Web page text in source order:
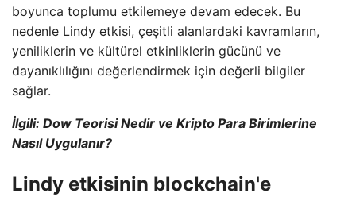
boyunca toplumu etkilemeye devam edecek. Bu
nedenle Lindy etkisi, çeşitli alanlardaki kavramların,
yeniliklerin ve kültürel etkinliklerin gücünü ve
dayanıklılığını değerlendirmek için değerli bilgiler
sağlar.
İlgili: Dow Teorisi Nedir ve Kripto Para Birimlerine
Nasıl Uygulanır?
Lindy etkisinin blockchain'e